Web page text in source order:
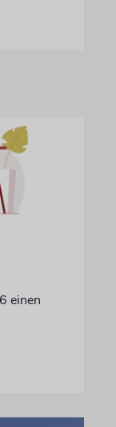
einen